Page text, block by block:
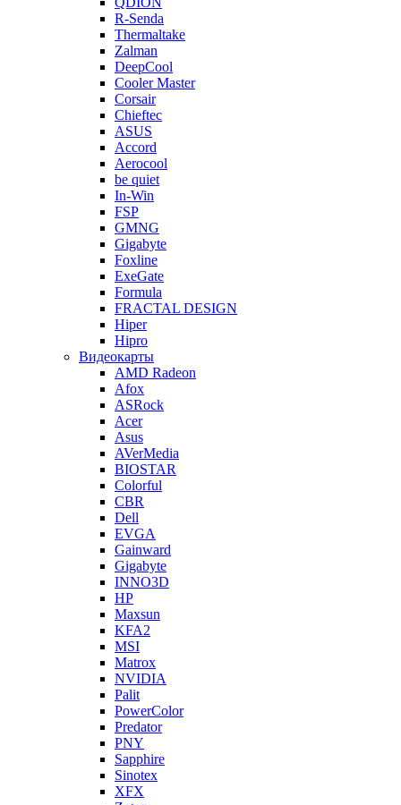
R-Senda
Thermaltake
Zalman
DeepCool
Cooler Master
Corsair
Chieftec
ASUS
Accord
Aerocool
be quiet
In-Win
FSP
GMNG
Gigabyte
Foxline
ExeGate
Formula
FRACTAL DESIGN
Hiper
Hipro
Видеокарты
AMD Radeon
Afox
ASRock
Acer
Asus
AVerMedia
BIOSTAR
Colorful
CBR
Dell
EVGA
Gainward
Gigabyte
INNO3D
HP
Maxsun
KFA2
MSI
Matrox
NVIDIA
Palit
PowerColor
Predator
PNY
Sapphire
Sinotex
XFX